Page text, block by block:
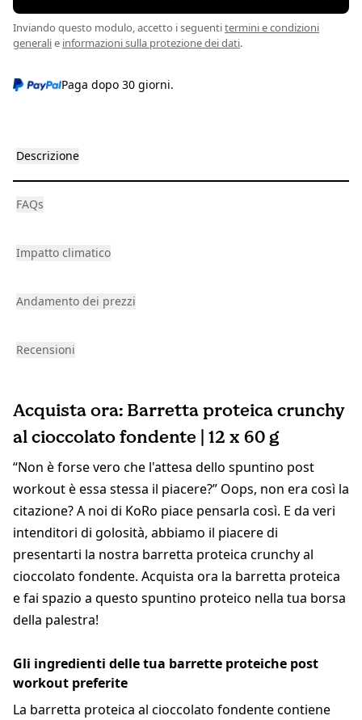
Inviando questo modulo, accetto i seguentitermini e condizioni
generalie informazioni sulla protezione dei dati.
Paga dopo 30 giorni.
Descrizione
FAQs
Impatto climatico
Andamento dei prezzi
Recensioni
Acquista ora: Barretta proteica crunchy
al cioccolato fondente | 12 x 60 g
“Non è forse vero che l'attesa dello spuntino post
workout è essa stessa il piacere?” Oops, non era così la
citazione? A noi di KoRo piace pensarla così. E da veri
intenditori di golosità, abbiamo il piacere di
presentarti la nostra barretta proteica crunchy al
cioccolato fondente. Acquista ora la barretta proteica
e fai spazio a questo spuntino proteico nella tua borsa
della palestra!
Gli ingredienti delle tua barrette proteiche post
workout preferite
La barretta proteica al cioccolato fondente contiene